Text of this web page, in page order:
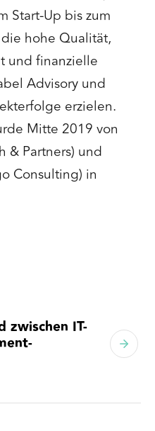
Start-Up bis zum
hohe Qualität,
und finanzielle
Advisory und
erzielen.
Mitte 2019 von
& Partners) und
Consulting) in
zwischen IT-